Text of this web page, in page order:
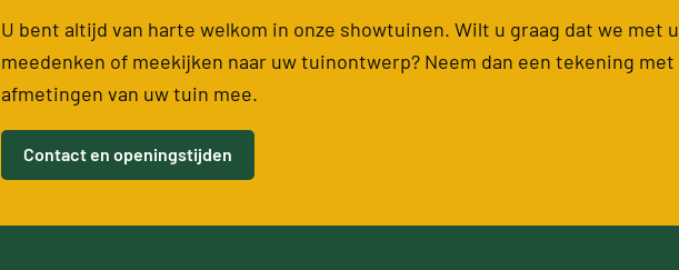
U bent altijd van harte welkom in onze showtuinen. Wilt u graag dat we met u
meedenken of meekijken naar uw tuinontwerp? Neem dan een tekening met
afmetingen van uw tuin mee.
Contact en openingstijden